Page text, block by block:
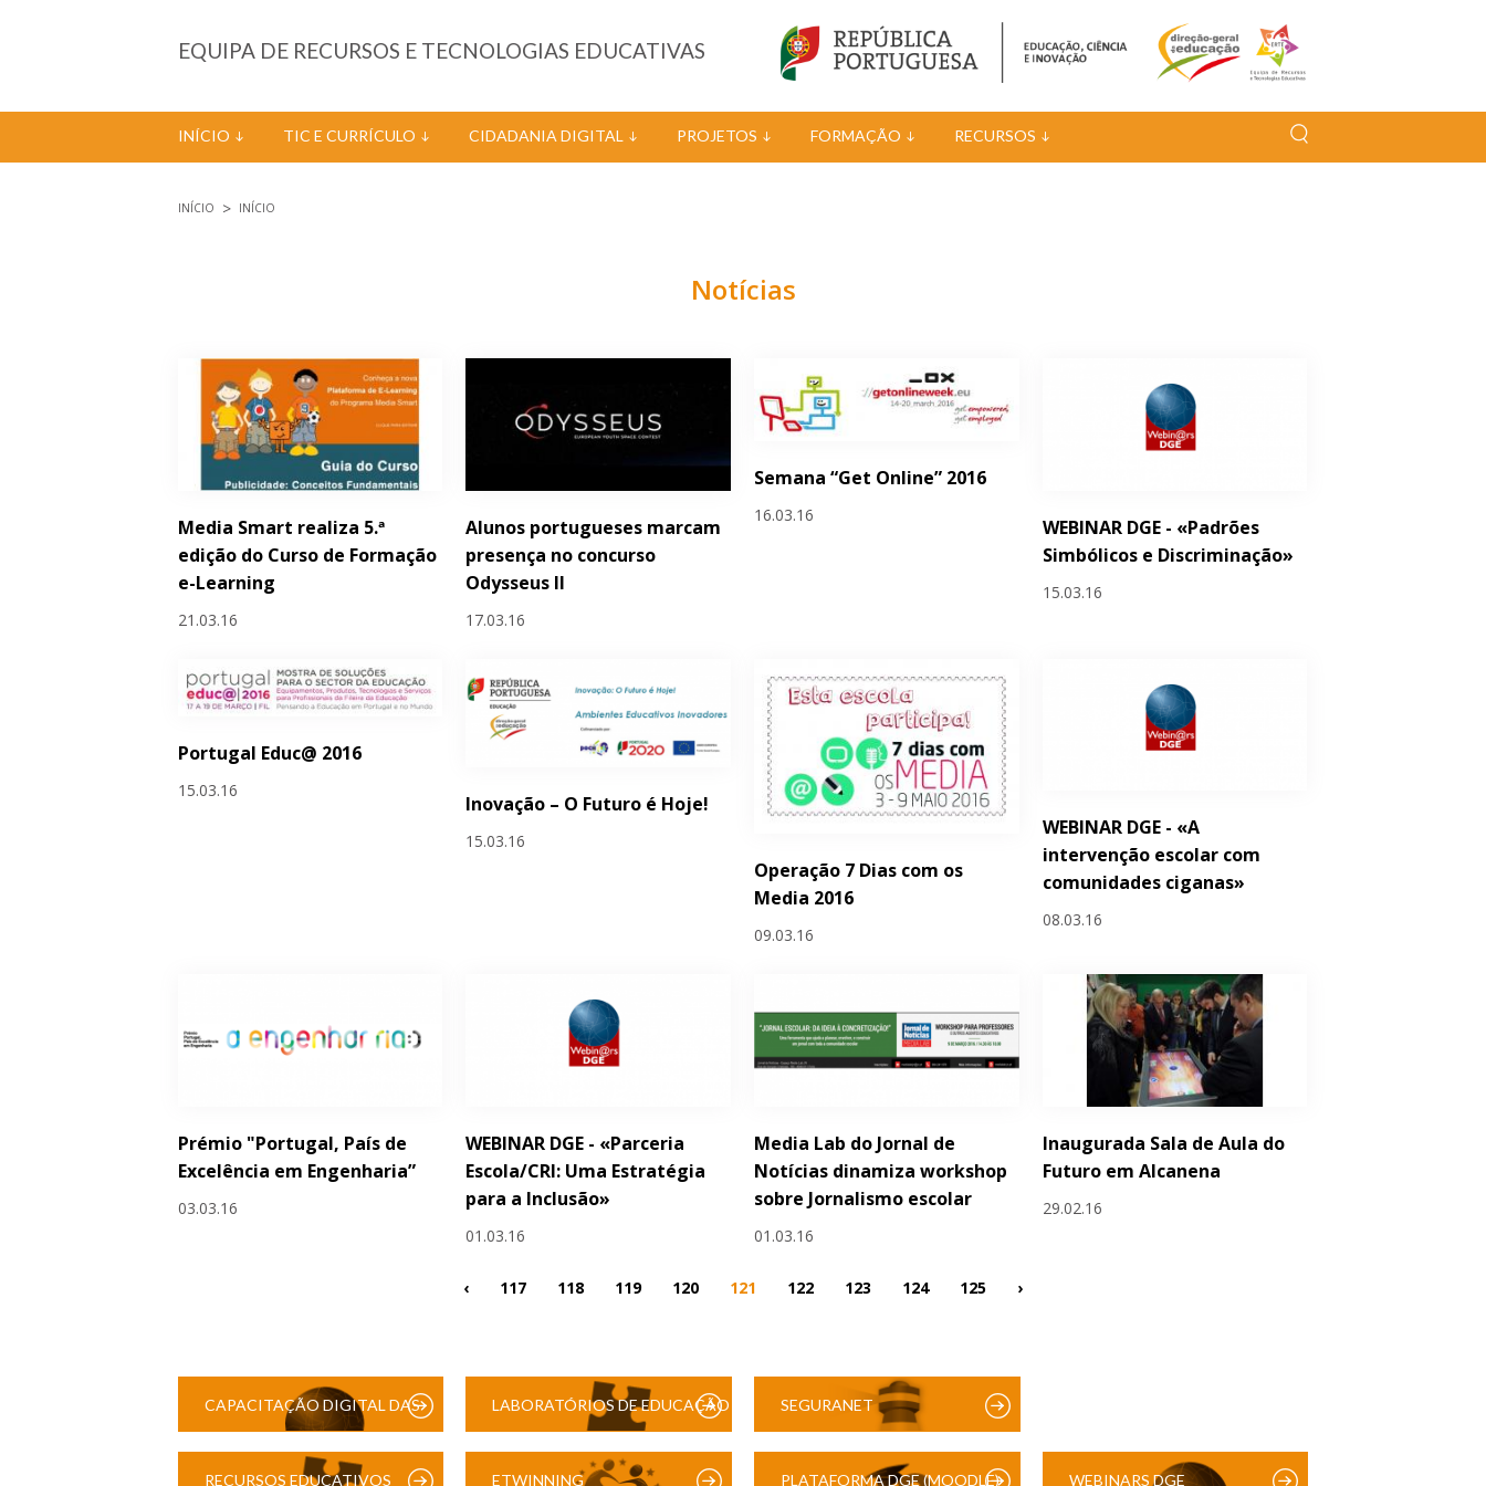
EQUIPA DE RECURSOS E TECNOLOGIAS EDUCATIVAS
INÍCIO TIC E CURRÍCULO CIDADANIA DIGITAL PROJETOS FORMAÇÃO RECURSOS
INÍCIO INÍCIO
Notícias
Media Smart realiza 5.ª
edição do Curso de Formação
e-Learning
21.03.16
Alunos portugueses marcam
presença no concurso
Odysseus II
17.03.16
Semana “Get Online” 2016
16.03.16
WEBINAR DGE - «Padrões
Simbólicos e Discriminação»
15.03.16
Portugal Educ@ 2016
15.03.16
Inovação – O Futuro é Hoje!
15.03.16
Operação 7 Dias com os
Media 2016
09.03.16
WEBINAR DGE - «A
intervenção escolar com
comunidades ciganas»
08.03.16
Prémio "Portugal, País de
Excelência em Engenharia”
03.03.16
WEBINAR DGE - «Parceria
Escola/CRI: Uma Estratégia
para a Inclusão»
01.03.16
Media Lab do Jornal de
Notícias dinamiza workshop
sobre Jornalismo escolar
01.03.16
Inaugurada Sala de Aula do
Futuro em Alcanena
29.02.16
Páginas
‹ 117 118 119 120 121 122 123 124 125 ›
CAPACITAÇÃO DIGITAL DAS LABORATÓRIOS DE EDUCAÇÃO SEGURANET
RECURSOS EDUCATIVOS ETWINNING PLATAFORMA DGE (MOODLE) WEBINARS DGE